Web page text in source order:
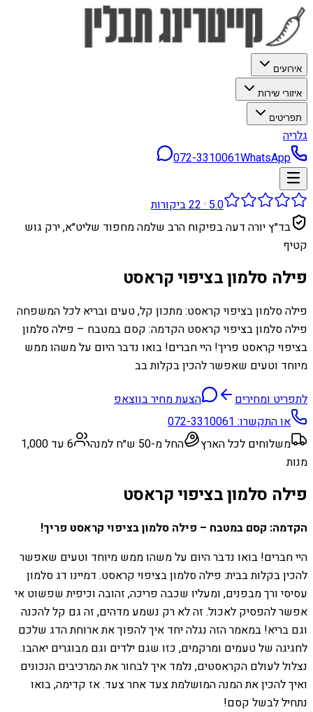
אירועים
איזורי שירות
תפריטים
גלריה
072-3310061WhatsApp
5.0
·
22ביקורות
בד״ץ יורה דעה בפיקוח הרב שלמה מחפוד שליט״א, ירק גוש
קטיף
פילה סלמון בציפוי קראסט
פילה סלמון בציפוי קראסט: מתכון קל, טעים ובריא לכל המשפחה
פילה סלמון בציפוי קראסט הקדמה: קסם במטבח – פילה סלמון
בציפוי קראסט פריך! היי חברים! בואו נדבר היום על משהו ממש
מיוחד וטעים שאפשר להכין בקלות בב
לתפריט ומחירים
הצעת מחיר בווצאפ
או התקשרו:072-3310061
משלוחים לכל הארץ
החל מ-50 ש״ח למנה
6 עד 1,000
מנות
פילה סלמון בציפוי קראסט
הקדמה: קסם במטבח – פילה סלמון בציפוי קראסט פריך!
היי חברים! בואו נדבר היום על משהו ממש מיוחד וטעים שאפשר
להכין בקלות בבית: פילה סלמון בציפוי קראסט. דמיינו דג סלמון
עסיסי ורך מבפנים, ומעליו שכבה פריכה, זהובה וכיפית שפשוט אי
אפשר להפסיק לאכול. זה לא רק נשמע מדהים, זה גם קל להכנה
וגם בריא! במאמר הזה נגלה יחד איך להפוך את ארוחת הדג שלכם
לחגיגה של טעמים ומרקמים, כזו שגם ילדים וגם מבוגרים יאהבו.
נצלול לעולם הקראסטים, נלמד איך לבחור את המרכיבים הנכונים
ואיך להכין את המנה המושלמת צעד אחר צעד. אז קדימה, בואו
נתחיל לבשל קסם!